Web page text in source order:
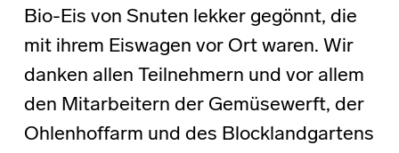
Bio-Eis von Snuten lekker gegönnt, die
mit ihrem Eiswagen vor Ort waren. Wir
danken allen Teilnehmern und vor allem
den Mitarbeitern der Gemüsewerft, der
Ohlenhoffarm und des Blocklandgartens